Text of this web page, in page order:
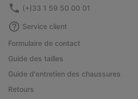
(+)33 1 59 50 00 01
Service client
Formulaire de contact
Guide des tailles
Guide d'entretien des chaussures
Retours